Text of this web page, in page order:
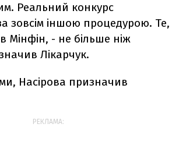
Реальний конкурс
зовсім іншою процедурою. Те,
Мінфін, - не більше ніж
Лікарчук.
Насірова призначив
РЕКЛАМА: